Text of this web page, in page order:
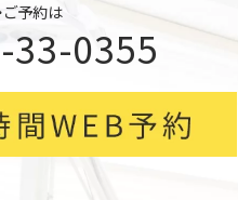
ご予約は
33-0355